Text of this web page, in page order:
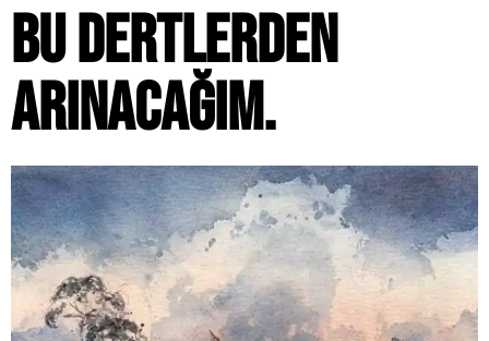
BU DERTLERDEN
ARINACAĞIM.